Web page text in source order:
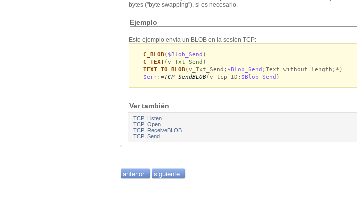
bytes ("byte swapping"), si es necesario.
Ejemplo
Este ejemplo envía un BLOB en la sesión TCP:
C_BLOB( $Blob_Send )
C_TEXT(v_Txt_Send )
TEXT TO BLOB(v_Txt_Send; $Blob_Send ;Text without length;*)
$err:=TCP_SendBLOB(v_tcp_ID; $Blob_Send )
Ver también
TCP_Listen
TCP_Open
TCP_ReceiveBLOB
TCP_Send
anterior siguiente